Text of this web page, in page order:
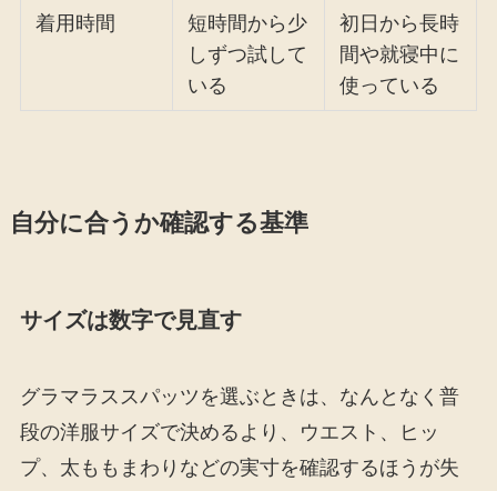
着用時間
短時間から少
しずつ試して
いる
初日から長時
間や就寝中に
使っている
自分に合うか確認する基準
サイズは数字で見直す
グラマラススパッツを選ぶときは、なんとなく普
段の洋服サイズで決めるより、ウエスト、ヒッ
プ、太ももまわりなどの実寸を確認するほうが失